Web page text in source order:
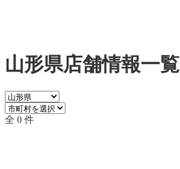
山形県店舗情報一覧
全 0 件